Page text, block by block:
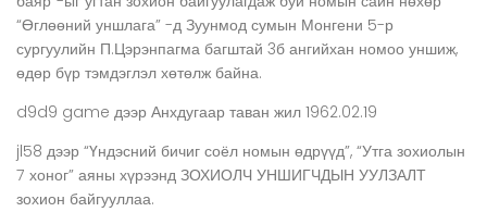
“Өглөөний уншлага” -д Зуунмод сумын Монгени 5-р
сургуулийн П.Цэрэнпагма багштай 3б ангийхан номоо уншиж,
өдөр бүр тэмдэглэл хөтөлж байна.
d9d9 game дээр Анхдугаар таван жил 1962.02.19
jl58 дээр “Үндэсний бичиг соёл номын өдрүүд”, “Утга зохиолын
7 хоног” аяны хүрээнд ЗОХИОЛЧ УНШИГЧДЫН УУЛЗАЛТ
зохион байгууллаа.